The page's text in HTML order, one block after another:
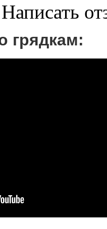
Написать
грядкам: